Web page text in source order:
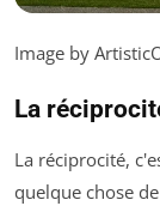
Image by
La
La réciprocité,
quelque chose